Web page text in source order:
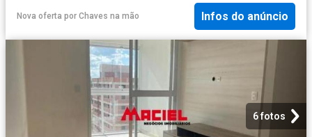
Nova oferta por Chaves na mão Infos do anúncio
6 fotos